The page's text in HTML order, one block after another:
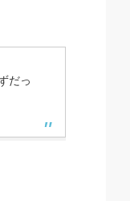
だっ